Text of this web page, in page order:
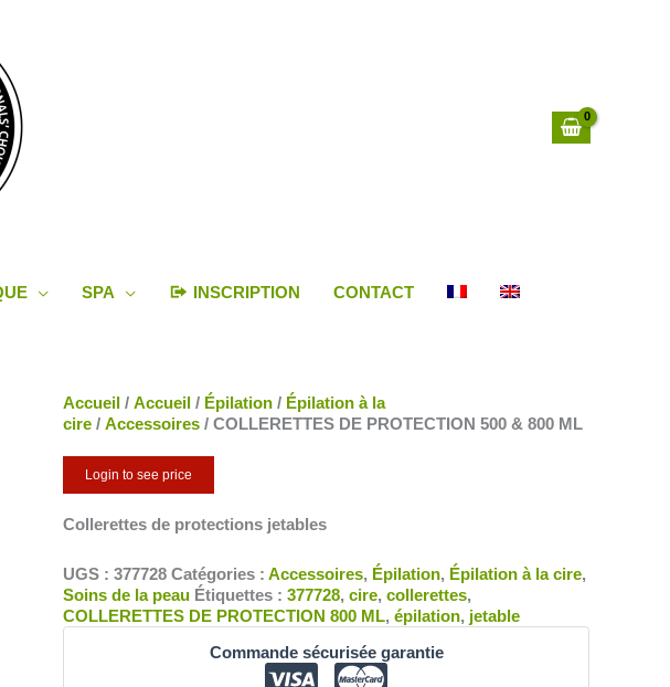
SPA INSCRIPTION CONTACT
Accueil /Accueil / Épilation / Épilation à la
cire /Accessoires / COLLERETTES DE PROTECTION 500 & 800 ML
Login to see price
Collerettes de protections jetables
UGS :377728 Catégories :Accessoires, Épilation, Épilation à la cire,
Soins de la peau Étiquettes :377728,cire,collerettes,
COLLERETTES DE PROTECTION 800 ML,épilation, jetable
Commande sécurisée garantie